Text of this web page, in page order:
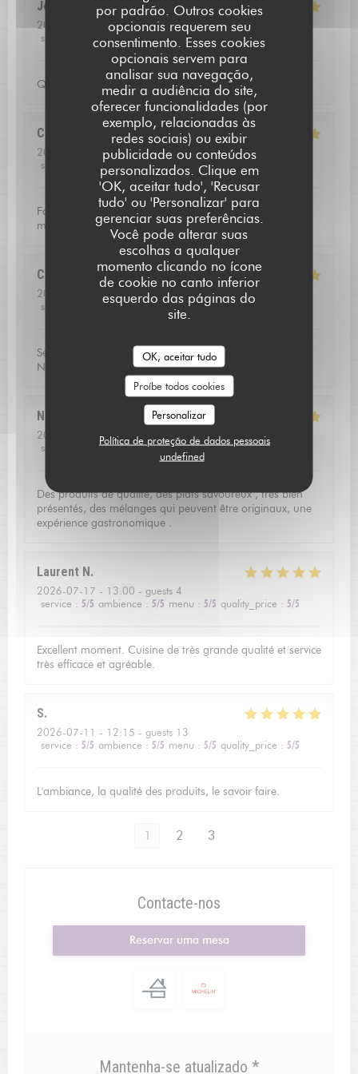
por padrão. Outros cookies
opcionais requerem seu
consentimento. Esses cookies
opcionais servem para
analisar sua navegação,
medir a audiência do site,
oferecer funcionalidades (por
exemplo, relacionadas às
redes sociais) ou exibir
publicidade ou conteúdos
personalizados. Clique em
'OK, aceitar tudo', 'Recusar
tudo' ou 'Personalizar' para
gerenciar suas preferências.
Você pode alterar suas
escolhas a qualquer
momento clicando no ícone
de cookie no canto inferior
esquerdo das páginas do
site.
OK, aceitar tudo
Proíbe todos cookies
Personalizar
Política de proteção de dados pessoais
undefined
Jean louis D
2026-07-24
- 12:30 - guests 2
service
ambience menu quality_price
Qualite de l'accueil
Christoffer
2026-07-23
- 13:15 - guests 2
service
ambience 4 menu : 5/5
Fantastic food and good service. Defininetly worth a
michelin star
Catherine V
2026-07-16
- 20:00 - guests 3
service
ambience : 5 /5 menu: 5/5 quality_price
Service excellent, la qualité du repas était exceptionnel.
Nous avons passé une soirée très agréable!
Nathalie
2026-07-17
- 19:45 - guests 2
service
ambience: 5/5 menu: 5/5 quality_price
Des produits de qualité, des plats savoureux , très bien
présentés, des mélanges qui peuvent être originaux, une
expérience gastronomique .
Laurent N
2026-07-17 - 13:00 - guests 4
service : 5/5 ambience : 5/5 menu : 5/5 quality_price : 5/5
Excellent moment. Cuisine de très grande qualité et service
très efficace et agréable.
S
2026-07-11 - 12:15 - guests 13
service : 5/5 ambience : 5/5 menu : 5/5 quality_price : 5/5
L'ambiance, la qualité des produits, le savoir faire.
1 2 3
Contacte-nos
Reservar uma mesa
Mantenha-se atualizado *
L'AUBERGE SAINT JEAN